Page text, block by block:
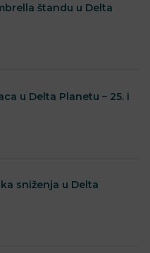
štandu u Delta
u Delta Planetu – 25. i
sniženja u Delta